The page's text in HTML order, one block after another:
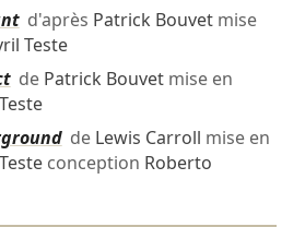
d'après Patrick Bouvetmise
Teste
de Patrick Bouvetmise en
de Lewis Carroll mise en
conception Roberto